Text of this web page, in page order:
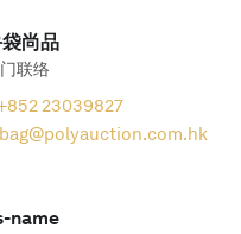
尚品
联络
23039827
bag@polyauction.com.hk
name